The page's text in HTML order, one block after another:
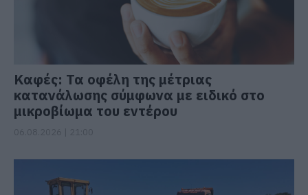
Καφές: Τα οφέλη της μέτριας
κατανάλωσης σύμφωνα με ειδικό στο
μικροβίωμα του εντέρου